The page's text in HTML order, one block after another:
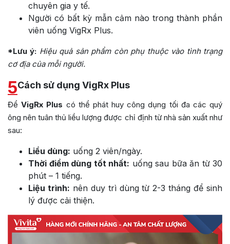
chuyên gia y tế.
Người có bất kỳ mẫn cảm nào trong thành phần
viên uống VigRx Plus.
*Lưu ý: Hiệu quả sản phẩm còn phụ thuộc vào tình trạng
cơ địa của mỗi người.
5Cách sử dụng VigRx Plus
ĐểVigRx Plus có thể phát huy công dụng tối đa các quý
ông nên tuân thủ liều lượng được chỉ định từ nhà sản xuất như
sau:
Liều dùng: uống 2 viên/ngày.
Thời điểm dùng tốt nhất: uống sau bữa ăn từ 30
phút – 1 tiếng.
Liệu trình: nên duy trì dùng từ 2-3 tháng để sinh
lý được cải thiện.